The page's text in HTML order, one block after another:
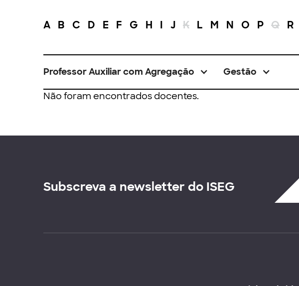
A B C D E F G H I J K L M N O P Q R
Professor Auxiliar com Agregação Gestão
Não foram encontrados docentes.
Subscreva a newsletter do ISEG